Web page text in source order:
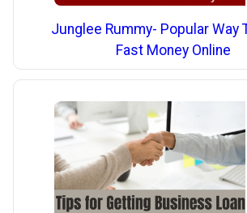
Junglee Rummy- Popular Way
Fast Money Online